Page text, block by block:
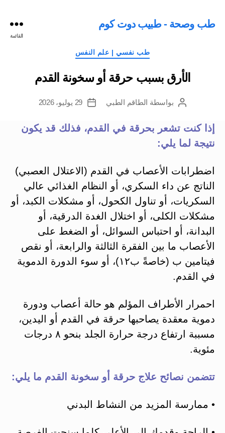
طب وصحة - طبيب دوت كوم
القائمة
التصنيفات
طب نفسي | علم النفس
الأرق بسبب حرقة أو سخونة القدم
كاتببواسطة الطاقم الطبي
تاريخ
29 يوليو، 2026
إذا كنت تشعر بحرقة في القدم، فذلك قد يكون
نتيجة لما يلي:
اضطرابات الأعصاب في القدم (الاعتلال العصبي)
الناتج عن داء السكري، أو النظام الغذائي عالي
السكريات، أو تناول الكحول، أو مشكلات الكبد، أو
مشكلات الكلى، أو اختلال الغدة الدرقية، أو
البدانة، أو احتباس السوائل، أو الضغط على
الأعصاب ما بين الفقرة الثالثة والرابعة، أو نقص
فيتامين ب (خاصةً ب١٢)، أو سوء الدورة الدموية
في القدم.
احمرار الأطراف المؤلم هو حالة أعصاب ودورة
دموية معقدة يصاحبها حرقة في القدم أو اليدين،
مسببة ارتفاع درجة حرارة الجلد بنحو ٨ درجات
مئوية.
تتضمن نصائح علاج حرقة أو سخونة القدم ما يلي:
• ممارسة المزيد من النشاط البدني